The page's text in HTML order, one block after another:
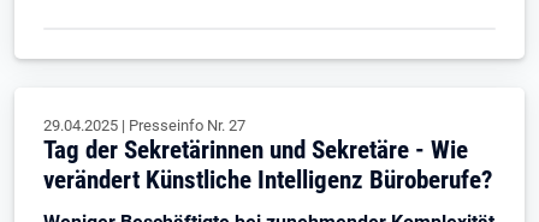
29.04.2025 | Presseinfo Nr. 27
Tag der Sekretärinnen und Sekretäre - Wie
verändert Künstliche Intelligenz Büroberufe?